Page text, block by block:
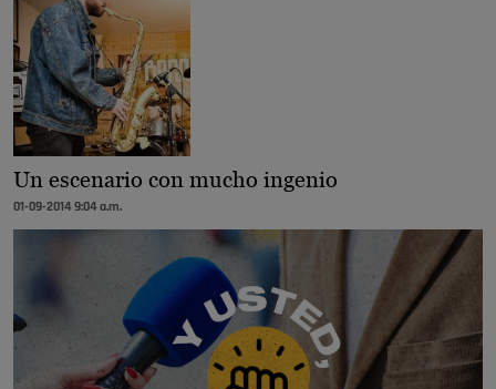
Un escenario con mucho ingenio
01-09-2014 9:04 a.m.